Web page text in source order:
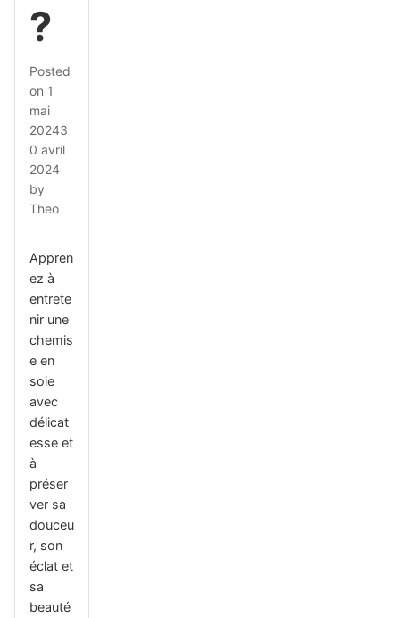
?
Posted
on 1
mai
20243
0 avril
2024
by
Theo
Appren
ez à
entrete
nir une
chemis
e en
soie
avec
délicat
esse et
à
préser
ver sa
douceu
r, son
éclat et
sa
beauté